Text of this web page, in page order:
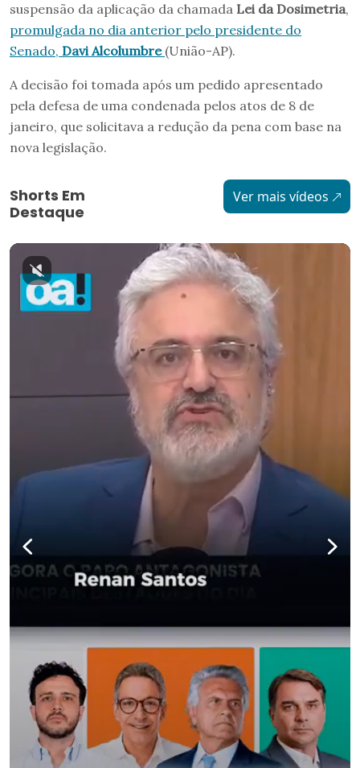
suspensão da aplicação da chamada Lei da Dosimetria,
promulgada no dia anterior pelo presidente do
Senado, Davi Alcolumbre (União-AP).
A decisão foi tomada após um pedido apresentado
pela defesa de uma condenada pelos atos de 8 de
janeiro, que solicitava a redução da pena com base na
nova legislação.
Shorts Em
Destaque
Ver mais vídeos